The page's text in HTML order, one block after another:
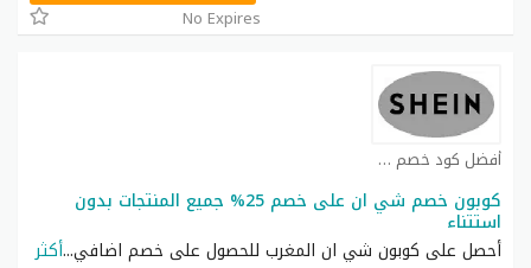
No Expires
أفضل كود خصم شي ان كوبون
كوبون خصم شي ان على خصم 25% جميع المنتجات بدون
استتناء
أحصل على كوبون شي ان المغرب للحصول على خصم اضافي...أكثر